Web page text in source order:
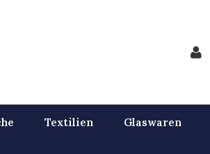
Textilien Glaswaren